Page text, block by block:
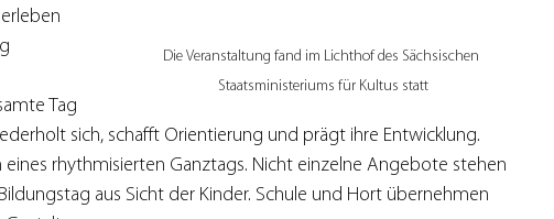
Die Veranstaltung fand im Lichthof des Sächsischen
Staatsministeriums für Kultus statt
Tag
sich, schafft Orientierung und prägt ihre Entwicklung.
rhythmisierten Ganztags. Nicht einzelne Angebote stehen
aus Sicht der Kinder. Schule und Hort übernehmen